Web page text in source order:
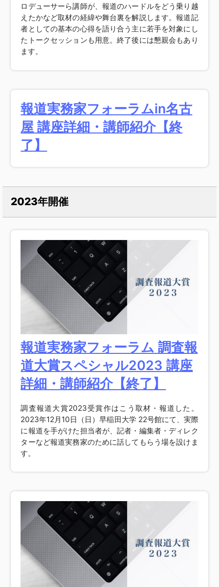
ロデューサーら講師が、報道のハードルをどう乗り越
えたかなど取材の経緯や舞台裏を解説します。報道記
者としての基本の心得を語り合う主に若手を対象にし
たトークセッションも用意。終了後には懇親会もあり
ます。
報道実務家フォーラムin名古
屋 講座詳細・講師紹介【終
了】
2023年開催
報道実務家フォーラム 調査報
道大賞スペシャル2023 講座
詳細・講師紹介【終了】
調査報道大賞2023受賞作はこう取材・報道した。
2023年12月10日（日）早稲田大学 22号館にて、実際
に報道を手がけた担当者が、記者・編集者・ディレク
ターなど報道実務家のために話してもらう場を設けま
す。